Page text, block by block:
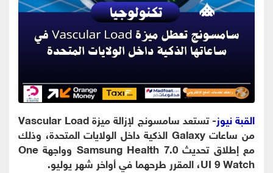
القبة نيوز - تستعد سامسونج لإزالة ميزة Vascular Load
من ساعات Galaxy الذكية داخل الولايات المتحدة، وذلك
مع إطلاق تحديث Samsung Health 7.0 وواجهة One
UI 9 Watch، المقرر طرحهما في أواخر شهر يوليو.